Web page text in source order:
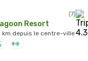
(7)
Resort
km depuis le centre-ville